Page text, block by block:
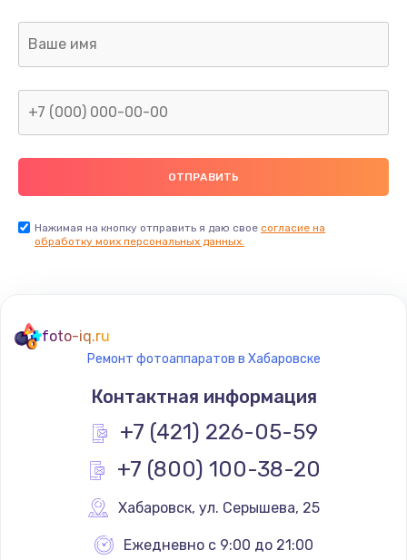
Заказать
Ремонт капиллярной трубки
400 руб.
Заказать
Замена термостата
1200 руб.
Заказать
Замена реле
Нажимая на кнопку отправить я даю свое согласие на
обработку моих персональных данных.
foto-iq.ru
Ремонт фотоаппаратов в Хабаровске
Контактная информация
+7 (421) 226-05-59
+7 (800) 100-38-20
Хабаровск, ул. Серышева, 25
Ежедневно с 9:00 до 21:00